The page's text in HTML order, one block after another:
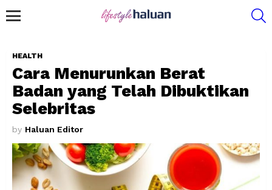
HEALTH
Cara Menurunkan Berat
Badan yang Telah Dibuktikan
Selebritas
by Haluan Editor